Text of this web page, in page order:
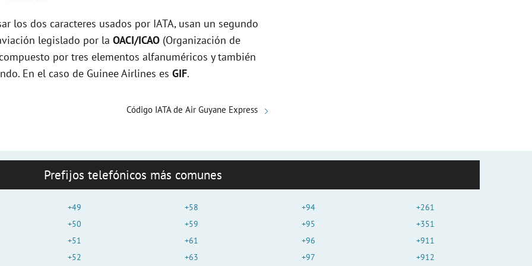
los dos caracteres usados por IATA, usan un segundo
legislado por la OACI/ICAO (Organización de
por tres elementos alfanuméricos y también
En el caso de Guinee Airlines es GIF.
Código IATA de Air Guyane Express
Prefijos telefónicos más comunes
+49
+50
+51
+52
+58
+59
+61
+63
+94
+95
+96
+97
+261
+351
+911
+912